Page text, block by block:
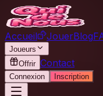
Accueil JouerBlog
Joueurs
Offrir Contact
Connexion Inscription